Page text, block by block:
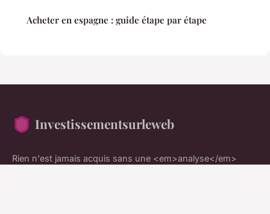
Acheter en espagne : guide étape par étape
Investissementsurleweb
Rien n'est jamais acquis sans une <em>analyse</em>